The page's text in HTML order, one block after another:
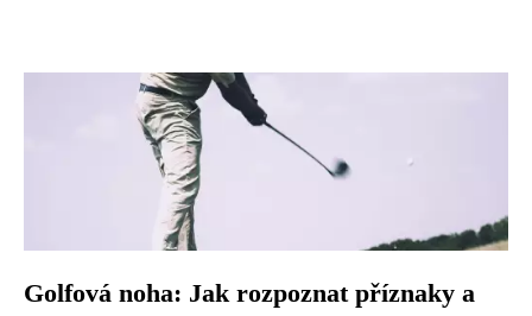
Golfová noha: Jak rozpoznat příznaky a